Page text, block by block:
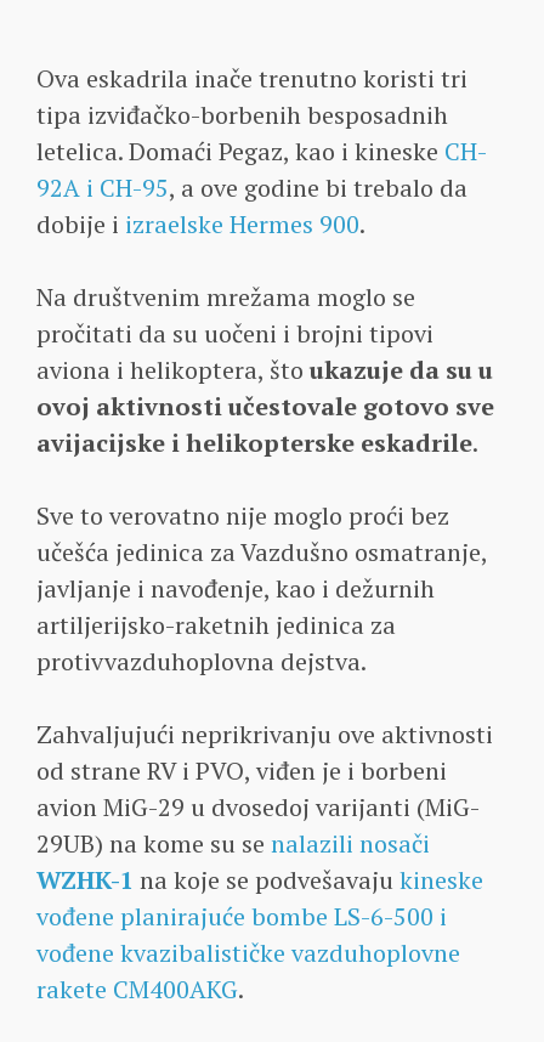
Ova eskadrila inače trenutno koristi tri
tipa izviđačko-borbenih besposadnih
letelica. Domaći Pegaz, kao i kineske CH-
92A i CH-95, a ove godine bi trebalo da
dobije i izraelske Hermes 900.
Na društvenim mrežama moglo se
pročitati da su uočeni i brojni tipovi
aviona i helikoptera, što ukazuje da su u
ovoj aktivnosti učestovale gotovo sve
avijacijske i helikopterske eskadrile.
Sve to verovatno nije moglo proći bez
učešća jedinica za Vazdušno osmatranje,
javljanje i navođenje, kao i dežurnih
artiljerijsko-raketnih jedinica za
protivvazduhoplovna dejstva.
Zahvaljujući neprikrivanju ove aktivnosti
od strane RV i PVO, viđen je i borbeni
avion MiG-29 u dvosedoj varijanti (MiG-
29UB) na kome su se nalazili nosači
WZHK-1 na koje se podvešavaju kineske
vođene planirajuće bombe LS-6-500 i
vođene kvazibalističke vazduhoplovne
rakete CM400AKG.